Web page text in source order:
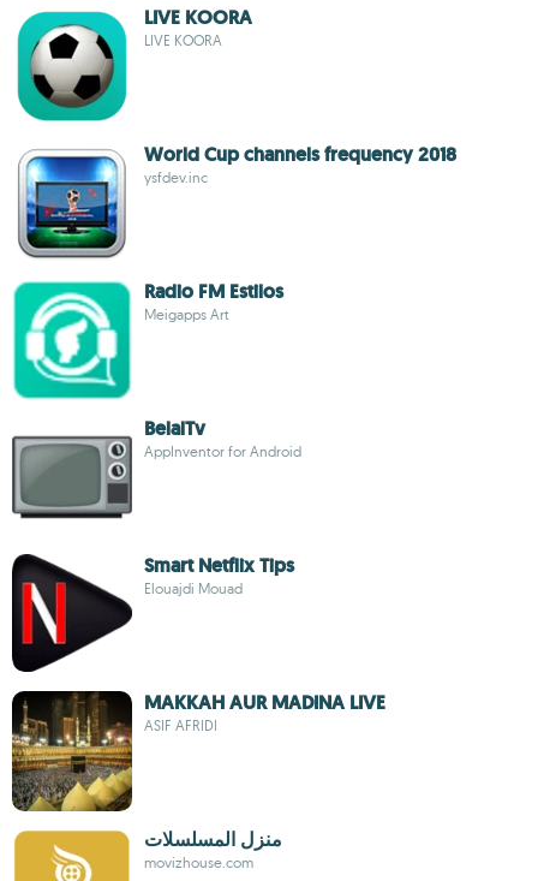
LIVE KOORA
LIVE KOORA
World Cup channels frequency 2018
ysfdev.inc
Radio FM Estilos
Meigapps Art
BelalTv
AppInventor for Android
Smart Netflix Tips
Elouajdi Mouad
MAKKAH AUR MADINA LIVE
ASIF AFRIDI
منزل المسلسلات
movizhouse.com